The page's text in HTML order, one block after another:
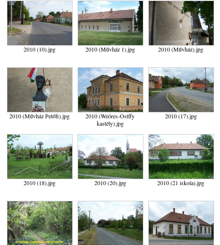
2010 (10).jpg 2010 (Művház 1).jpg 2010 (Művház).jpg
2010 (Művház Petőfi).jpg
2010 (Weöres-Ostffy
kastély).jpg
2010 (17).jpg
2010 (18).jpg 2010 (20).jpg 2010 (21 iskola).jpg